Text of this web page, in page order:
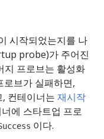
시작되었는지를 나
probe)가 주어진
지 프로브는 활성화
로브가 실패하면,
컨테이너는 재시작
에 스타트업 프로
이다.